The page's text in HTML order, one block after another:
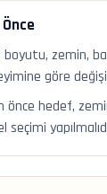
zemin,
göre
önce hedef,